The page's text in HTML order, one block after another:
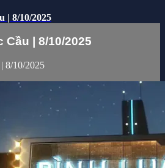
| 8/10/2025
Cầu | 8/10/2025
8/10/2025